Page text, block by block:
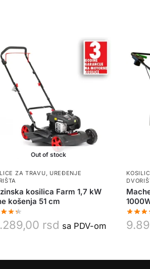
Out of stock
ZA TRAVU, UREĐENJE
kosilica Farm 1,7 kW
košenja 51 cm
rsd sa PDV-om